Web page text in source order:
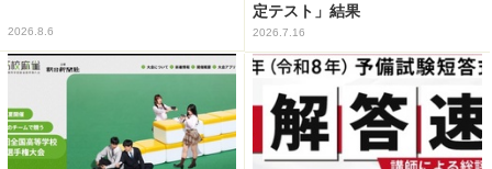
2026.8.6
定テスト」結果
2026.7.16